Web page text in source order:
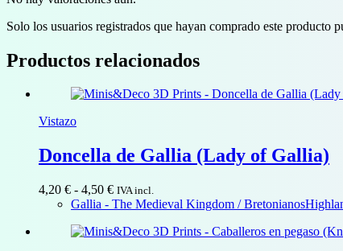
Solo los usuarios registrados que hayan comprado este producto
Productos relacionados
Vistazo
Doncella de Gallia (Lady of Gallia)
4,20 € - 4,50 €Rango
de
desde
IVA incl.
Gallia - The Medieval Kingdom / Bretonianos